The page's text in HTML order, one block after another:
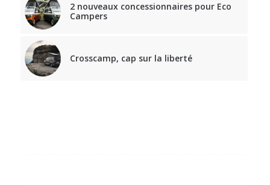
2 nouveaux concessionnaires pour Eco
Campers
Crosscamp, cap sur la liberté